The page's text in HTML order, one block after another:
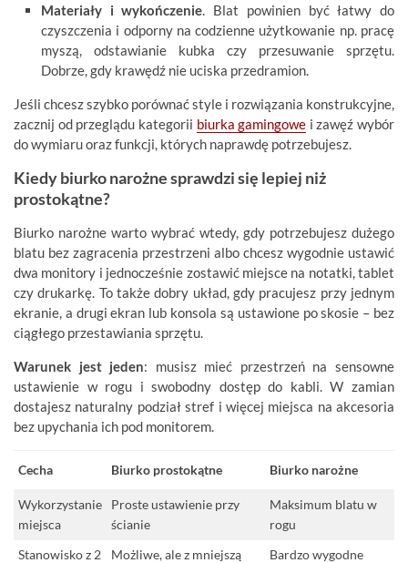
Materiały i wykończenie. Blat powinien być łatwy do
czyszczenia i odporny na codzienne użytkowanie np. pracę
myszą, odstawianie kubka czy przesuwanie sprzętu.
Dobrze, gdy krawędź nie uciska przedramion.
Jeśli chcesz szybko porównać style i rozwiązania konstrukcyjne,
zacznij od przeglądu kategorii biurka gamingowe i zawęź wybór
do wymiaru oraz funkcji, których naprawdę potrzebujesz.
Kiedy biurko narożne sprawdzi się lepiej niż
prostokątne?
Biurko narożne warto wybrać wtedy, gdy potrzebujesz dużego
blatu bez zagracenia przestrzeni albo chcesz wygodnie ustawić
dwa monitory i jednocześnie zostawić miejsce na notatki, tablet
czy drukarkę. To także dobry układ, gdy pracujesz przy jednym
ekranie, a drugi ekran lub konsola są ustawione po skosie – bez
ciągłego przestawiania sprzętu.
Warunek jest jeden: musisz mieć przestrzeń na sensowne
ustawienie w rogu i swobodny dostęp do kabli. W zamian
dostajesz naturalny podział stref i więcej miejsca na akcesoria
bez upychania ich pod monitorem.
Cecha Biurko prostokątne Biurko narożne
Wykorzystanie
miejsca
Proste ustawienie przy
ścianie
Maksimum blatu w
rogu
Stanowisko z 2
Możliwe, ale z mniejszą
Bardzo wygodne